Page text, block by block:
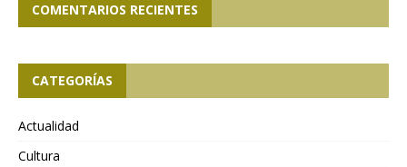
COMENTARIOS RECIENTES
CATEGORÍAS
Actualidad
Cultura